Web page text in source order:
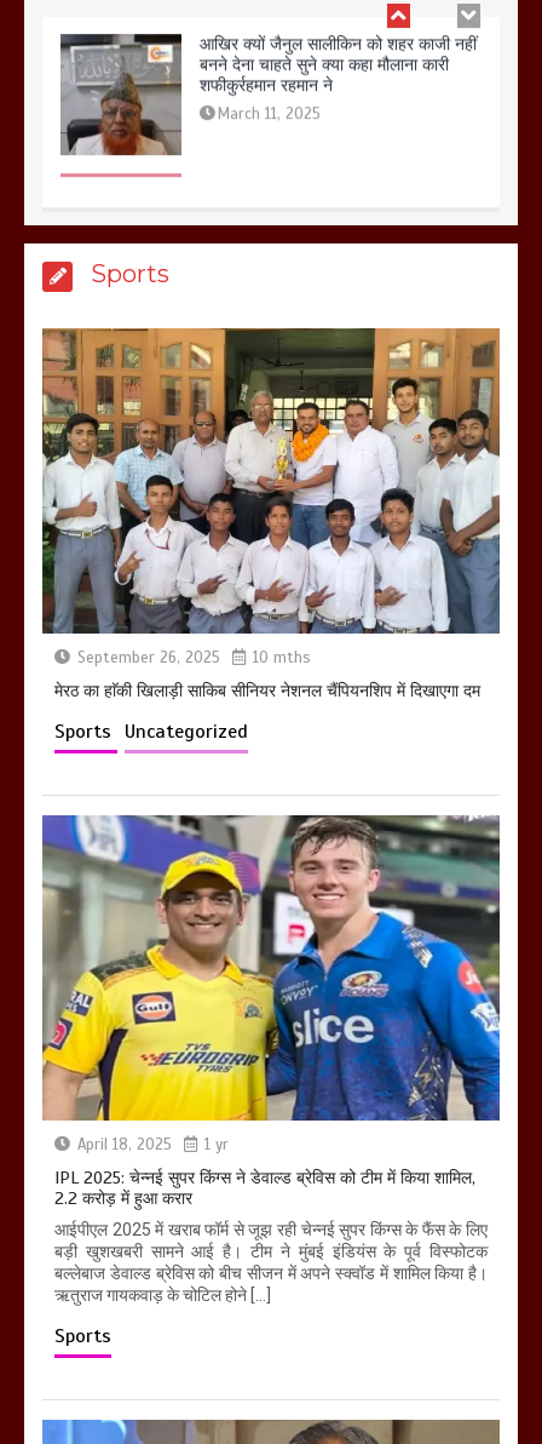
बिजली विभाग से परेशान होकर बागपत में एक संत
ने सरकार को दी आमरण अनशन की चेतावनी
March 8, 2025
होलिका रखने पर लात मार कर होलिका को किया
तहस नहस,मोहल्ले वालों के साथ की गई गाली
गलोच ,कहा अगर रखी गई होली तो होगा खून
खराबा,
March 11, 2025
Sports
September 26, 2025 10 mths
मेरठ का हाॅकी खिलाड़ी साकिब सीनियर नेशनल चैंपियनशिप में दिखाएगा दम
Sports Uncategorized
April 18, 2025 1 yr
IPL 2025: चेन्नई सुपर किंग्स ने डेवाल्ड ब्रेविस को टीम में किया शामिल,
2.2 करोड़ में हुआ करार
आईपीएल 2025 में खराब फॉर्म से जूझ रही चेन्नई सुपर किंग्स के फैंस के लिए
बड़ी खुशखबरी सामने आई है। टीम ने मुंबई इंडियंस के पूर्व विस्फोटक
बल्लेबाज डेवाल्ड ब्रेविस को बीच सीजन में अपने स्क्वॉड में शामिल किया है।
ऋतुराज गायकवाड़ के चोटिल होने […]
Sports